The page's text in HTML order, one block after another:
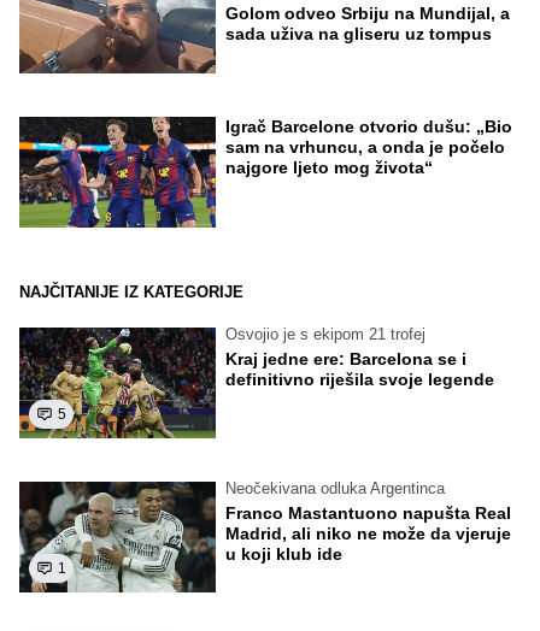
Golom odveo Srbiju na Mundijal, a
sada uživa na gliseru uz tompus
Igrač Barcelone otvorio dušu: „Bio
sam na vrhuncu, a onda je počelo
najgore ljeto mog života“
NAJČITANIJE IZ KATEGORIJE
5
Osvojio je s ekipom 21 trofej
Kraj jedne ere: Barcelona se i
definitivno riješila svoje legende
1
Neočekivana odluka Argentinca
Franco Mastantuono napušta Real
Madrid, ali niko ne može da vjeruje
u koji klub ide